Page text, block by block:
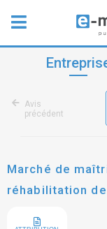
Avis
précédent
Marché de
réhabilitation